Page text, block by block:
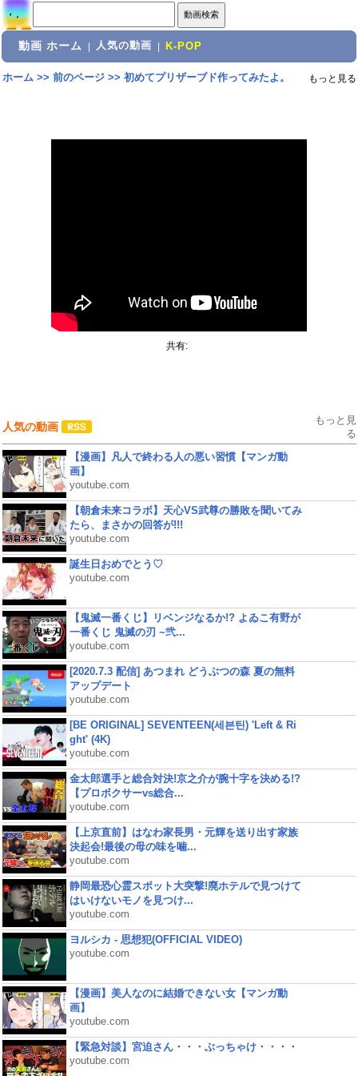
動画 ホーム 人気の動画 K-POP
ホーム>> 前のページ>> 初めてプリザーブド作ってみたよ。 もっと見る
共有:
人気の動画
もっと見
る
【漫画】凡人で終わる人の悪い習慣【マンガ動
画】
youtube.com
【朝倉未来コラボ】天心VS武尊の勝敗を聞いてみ
たら、まさかの回答が!!!
youtube.com
誕生日おめでとう♡
youtube.com
【鬼滅一番くじ】リベンジなるか!? よゐこ有野が
一番くじ 鬼滅の刃 ~弐...
youtube.com
[2020.7.3 配信] あつまれ どうぶつの森 夏の無料
アップデート
youtube.com
[BE ORIGINAL] SEVENTEEN(세븐틴) 'Left & Ri
ght' (4K)
youtube.com
金太郎選手と総合対決!京之介が腕十字を決める!?
【プロボクサーvs総合...
youtube.com
【上京直前】はなわ家長男・元輝を送り出す家族
決起会!最後の母の味を噛...
youtube.com
静岡最恐心霊スポット大突撃!廃ホテルで見つけて
はいけないモノを見つけ...
youtube.com
ヨルシカ - 思想犯(OFFICIAL VIDEO)
youtube.com
【漫画】美人なのに結婚できない女【マンガ動
画】
youtube.com
【緊急対談】宮迫さん・・・ぶっちゃけ・・・・
youtube.com